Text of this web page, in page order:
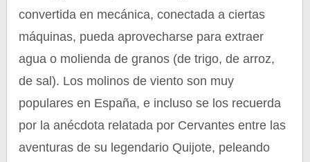
convertida en mecánica, conectada a ciertas
máquinas, pueda aprovecharse para extraer
agua o molienda de granos (de trigo, de arroz,
de sal). Los molinos de viento son muy
populares en España, e incluso se los recuerda
por la anécdota relatada por Cervantes entre las
aventuras de su legendario Quijote, peleando